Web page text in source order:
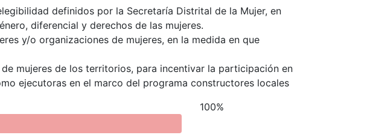
definidos por la Secretaría Distrital de la Mujer, en
diferencial y derechos de las mujeres.
y/o organizaciones de mujeres, en la medida en que
mujeres de los territorios, para incentivar la participación en
ejecutoras en el marco del programa constructores locales
100%